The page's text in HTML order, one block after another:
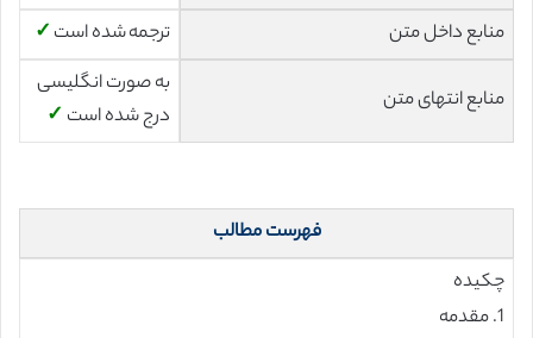
منابع داخل متن
ترجمه شده است ✓
منابع انتهای متن
به صورت انگلیسی
درج شده است ✓
فهرست مطالب
چکیده
1. مقدمه